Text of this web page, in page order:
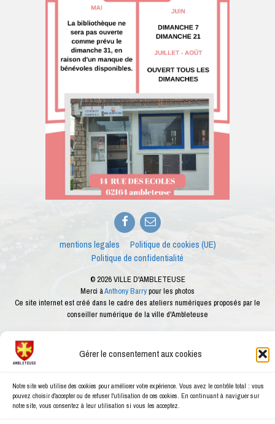
Gérer le consentement aux cookies
Notre site web utilise des cookies pour améliorer votre expérience. Vous avez le contrôle total : vous
pouvez choisir d'accepter ou de refuser l'utilisation de ces cookies. En continuant à naviguer sur
notre site, vous consentez à leur utilisation si vous les acceptez.
Facebook
E-
mail
mentions legales
Politique de cookies (UE)
Politique de confidentialité
© 2026 VILLE D'AMBLETEUSE
Merci àAnthony Barrypour les photos
Ce site internet est créé dans le cadre des ateliers numériques proposés par le
conseiller numérique de la ville d'Ambleteuse